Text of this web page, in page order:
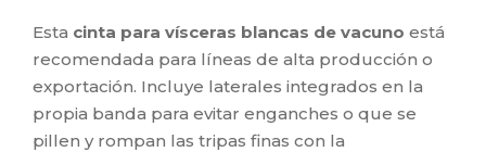
Esta cinta para vísceras blancas de vacuno está
recomendada para líneas de alta producción o
exportación. Incluye laterales integrados en la
propia banda para evitar enganches o que se
pillen y rompan las tripas finas con la